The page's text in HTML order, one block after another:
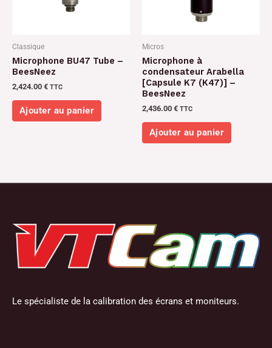
Classique
Microphone BU47 Tube –
BeesNeez
2,424.00 € TTC
Ajouter au panier
Micros
Microphone à
condensateur Arabella
[Capsule K7 (K47)] –
BeesNeez
2,436.00 € TTC
Ajouter au panier
Le spécialiste de la calibration des écrans et moniteurs.